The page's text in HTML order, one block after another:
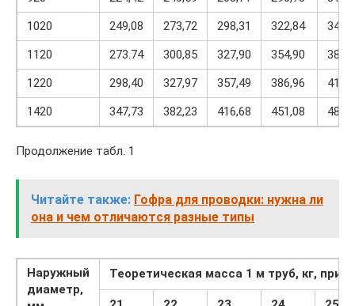
1020
249,08 273,72 298,31 322,84
1120
273.74 300,85 327,90 354,90
1220
298,40 327,97 357,49 386,96
1420
347,73 382,23 416,68 451,08
Продолжение табл. 1
Читайте также: Гофра для проводки: нужна ли
она и чем отличаются разные типы
Наружный
диаметр,
Теоретическая масса 1 м труб, кг, при